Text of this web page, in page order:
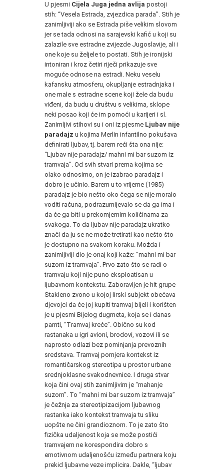
U pjesmi Cijela Juga jedna avlija postoji
stih: “Vesela Estrada, zvjezdica parada”. Stih je
zanimljiviji ako se Estrada piše velikim slovom
jer se tada odnosi na sarajevski kafić u koji su
zalazile sve estradne zvijezde Jugoslavije, ali i
one koje su željele to postati. Stih je ironijski
intoniran i kroz četiri riječi prikazuje sve
moguće odnose na estradi. Neku veselu
kafansku atmosferu, okupljanje estradnjaka i
one male s estradne scene koji žele da budu
viđeni, da budu u društvu s velikima, sklope
neki posao koji će im pomoći u karijeri i sl.
Zanimljivi stihovi su i oni iz pjesme Ljubav nije
paradajz u kojima Merlin infantilno pokušava
definirati ljubav, tj. barem reći šta ona nije:
“Ljubav nije paradajz/ mahni mi bar suzom iz
tramvaja”. Od svih stvari prema kojima se
olako odnosimo, on je izabrao paradajz i
dobro je učinio. Barem u to vrijeme (1985)
paradajz je bio nešto oko čega se nije moralo
voditi računa, podrazumijevalo se da ga ima i
da će ga biti u prekomjernim količinama za
svakoga. To da ljubav nije paradajz ukratko
znači da ju se ne može tretirati kao nešto što
je dostupno na svakom koraku. Možda i
zanimljiviji dio je onaj koji kaže: “mahni mi bar
suzom iz tramvaja”. Prvo zato što se radi o
tramvaju koji nije puno eksploatisan u
ljubavnom kontekstu. Zaboravljen je hit grupe
Stakleno zvono u kojoj lirski subjekt obećava
djevojci da će joj kupiti tramvaj bijeli i korišten
je u pjesmi Bijelog dugmeta, koja se i danas
pamti, “Tramvaj kreće”. Obično su kod
rastanaka u igri avioni, brodovi, vozovi ili se
naprosto odlazi bez pominjanja prevoznih
sredstava. Tramvaj pomjera kontekst iz
romantičarskog stereotipa u prostor urbane
srednjoklasne svakodnevnice. I druga stvar
koja čini ovaj stih zanimljivim je “mahanje
suzom”. To “mahni mi bar suzom iz tramvaja”
je čežnja za stereotipizacijom ljubavnog
rastanka iako kontekst tramvaja tu sliku
uopšte ne čini grandioznom. To je zato što
fizička udaljenost koja se može postići
tramvajem ne korespondira dobro s
emotivnom udaljenošću između partnera koju
prekid ljubavne veze implicira. Dakle, “ljubav